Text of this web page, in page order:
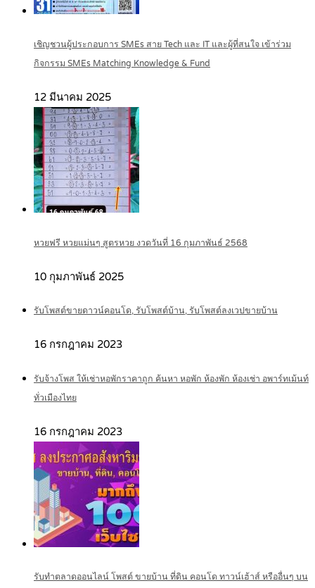
เชิญชวนผู้ประกอบการ SMEs สาย Tech และ IT และผู้ที่สนใจ เข้าร่วม
กิจกรรม SMEs Matching Knowledge & Fund
12 มีนาคม 2025
หวยฟรี หวยแม่นๆ สูตรหวย งวดวันที่ 16 กุมภาพันธ์ 2568
10 กุมภาพันธ์ 2025
รับโพสต์ขายดาวน์คอนโด, รับโพสต์บ้าน, รับโพสต์ลงเวปขายบ้าน
16 กรกฎาคม 2023
รับจ้างโพส ให้เช่าหอพักราคาถูก ค้นหา หอพัก ห้องพัก ห้องเช่า อพาร์ทเม้นท์
ทั่วเมืองไทย
16 กรกฎาคม 2023
รับทำตลาดออนไลน์ โพสต์ ขายบ้าน ที่ดิน คอนโด ทาวน์เฮ้าส์ หรืออื่นๆ บน